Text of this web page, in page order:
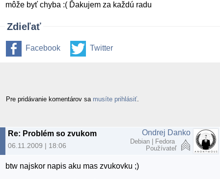
môže byť chyba :( Ďakujem za každú radu
Zdieľať
Facebook Twitter
Pre pridávanie komentárov sa musíte prihlásiť
Re: Problém so zvukom
06.11.2009 | 18:06
Ondrej Danko
Debian | Fedora
Používateľ
btw najskor napis aku mas zvukovku ;)